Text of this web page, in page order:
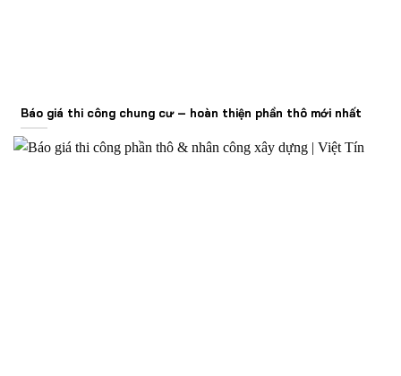
Báo giá thi công chung cư – hoàn thiện phần thô mới nhất